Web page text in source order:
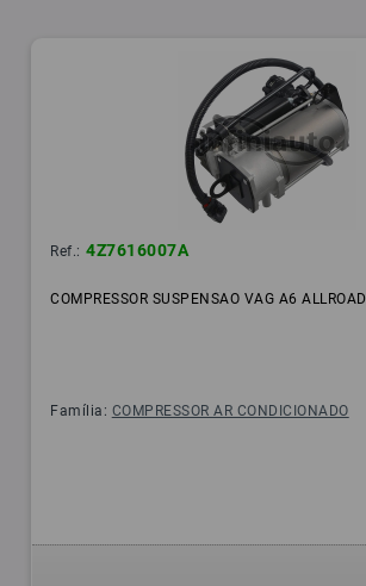
Ref.: 4Z7616007A
COMPRESSOR SUSPENSAO VAG A6
Família: COMPRESSOR AR CONDICIONADO